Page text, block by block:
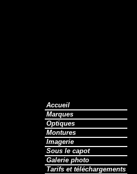
Accueil
Marques
Optiques
Montures
Imagerie
Sous le capot
Galerie photo
Tarifs et téléchargements